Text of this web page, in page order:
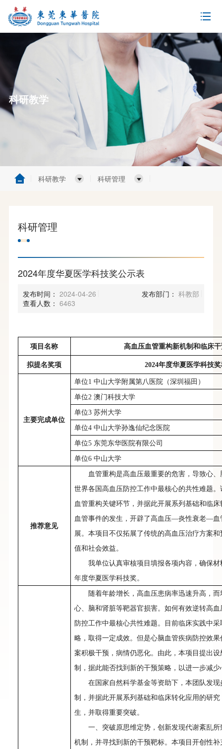
科研教学
科研教学 科研管理
科研管理
2024年度华夏医学科技奖公示表
发布时间： 2024-04-26 发布部门： 科教部
查看人数： 6463
项目名称 高血压血管重构新机制和临床
拟提名奖项 2024年度华夏医学科技奖
主要完成单位
单位1 中山大学附属第八医院（深圳福田）
单位2 澳门科技大学
单位3苏州大学
单位4中山大学孙逸仙纪念医院
单位5 东莞东华医院有限公司
单位6 中山大学
推荐意见
血管重构是高血压最重要的危害，导致心
世界各国高血压防控工作中最核心的共性难题
血管重构关键环节，并据此开展系列基础和临
血管事件的发生，开辟了高血压—炎性衰老—血
展。本项目不仅拓展了传统的高血压治疗方案
值和社会效益。
我单位认真审核项目填报各项内容，确保
年度华夏医学科技奖 。
随着年龄增长，高血压患病率迅速升高，
心、脑和肾脏等靶器官损害。如何有效逆转高
防控工作中最核心共性难题。目前临床实践中
略，取得一定成效。但是心脑血管疾病防控效
案积极干预，病情仍恶化。由此，本项目提出
制，据此能否找到新的干预策略，以进一步减
在国家自然科学基金等资助下，本团队发
制，并据此开展系列基础和临床转化应用的研
生，并取得重要突破。
一、突破原思维定势，创新发现代谢紊乱
机制，并寻找到新的干预靶标。本项目开创性